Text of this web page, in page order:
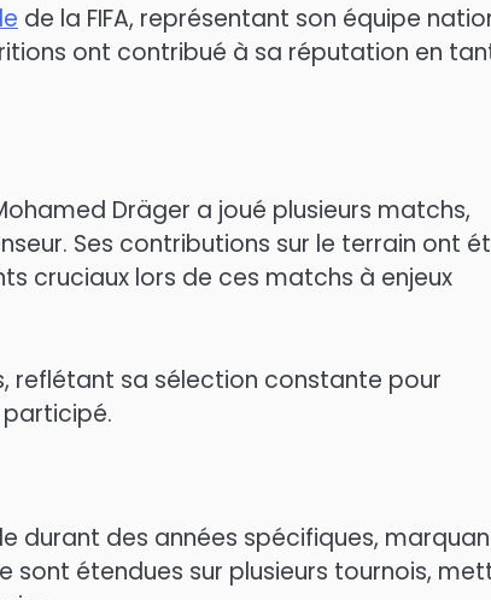
de la FIFA, représentant son équipe
ont contribué à sa réputation en
Dräger a joué plusieurs matchs,
Ses contributions sur le terrain ont
cruciaux lors de ces matchs à enjeux
reflétant sa sélection constante pour
participé.
durant des années spécifiques,
sont étendues sur plusieurs tournois,